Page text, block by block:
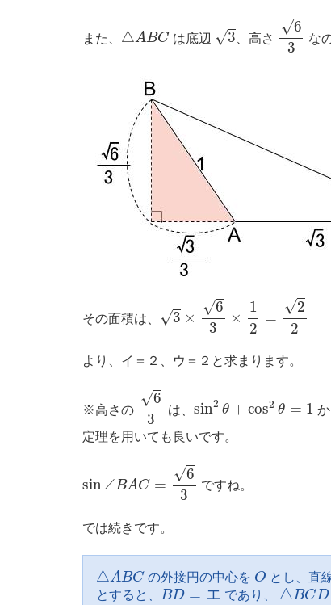
また、 △ABC
△ A BCは底辺 √3 、高さ
√6
3
3
な
その面積は、 √3 ×
√6
3
×
1
2
=
√2
2
2=
より、イ＝２、ウ＝２と求まります。
※高さの
√6
3
3
は、 sin2 θ + cos2 θ = 1
sin2 θ 2 θ=
定理を用いても良いです。
sin∠BAC =
√6
3
ですね。
では続きです。
△ABC
△ A BCの外接円の中心を O
O とし、直
とすると、 BD = エ
BD= エ であり、 △BCD
△BCD